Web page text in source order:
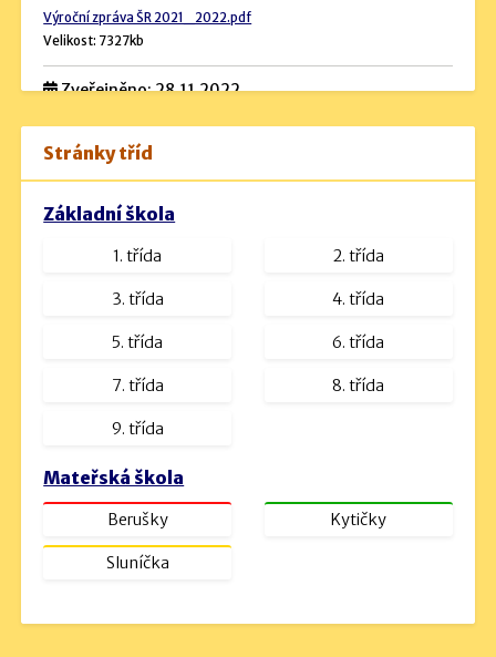
Výroční zpráva ŠR 2021_2022.pdf
Velikost: 7327kb
Zveřejněno: 28.11.2022
Návrh rozpočtu 2024 (podrobný).pdf
Velikost: 534kb
Velikost: 16kb
Velikost: 1230kb
Stránky tříd
Základní škola
1. třída 2. třída
3. třída 4. třída
5. třída 6. třída
7. třída 8. třída
9. třída
Mateřská škola
Berušky Kytičky
Sluníčka